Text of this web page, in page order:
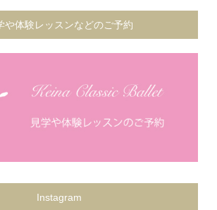
や体験レッスンなどのご予約
Instagram